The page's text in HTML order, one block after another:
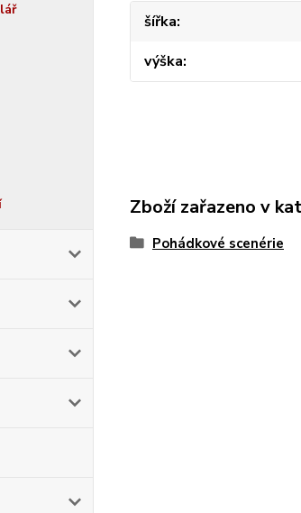
šířka
výška
Zboží zařazeno v
Pohádkové scenérie